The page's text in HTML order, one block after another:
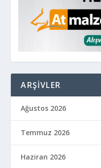
ARŞIVLER
Ağustos 2026
Temmuz 2026
Haziran 2026